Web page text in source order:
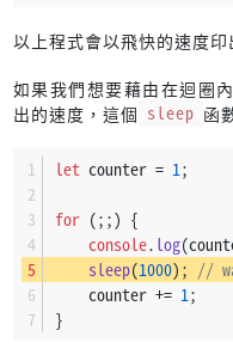
以上程式會以飛快的速度印
如果我們想要藉由在迴圈
出的速度，這個 sleep 函
let counter = 1 ;
for (;;) {
console. log
sleep(1000); //
    counter +=
1 ;
}